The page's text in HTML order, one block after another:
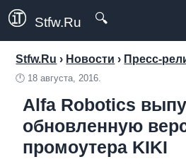
Stfw.Ru 🔍
Stfw.Ru › Новости › Пресс-
🕛 18 августа, 2016.
Alfa Robotics
обновленную
промоутера KIKI